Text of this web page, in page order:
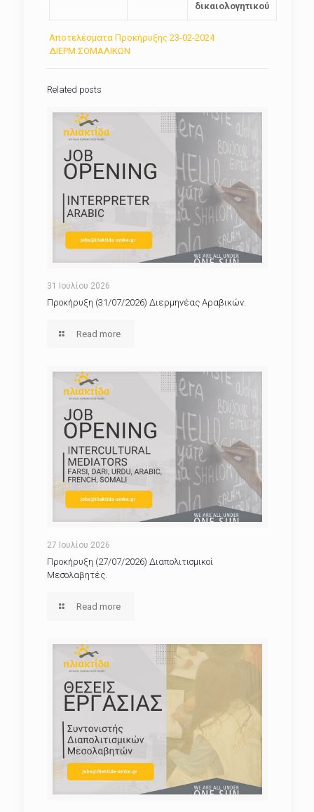
δικαιολογητικού
Αποτελέσματα Προκήρυξης 23-02-2024
ΔΙΕΡΜ.ΣΟΜΑΛΙΚΩΝ
Related posts
31 Ιουλίου 2026
Προκήρυξη (31/07/2026) Διερμηνέας Αραβικών.
Read more
27 Ιουλίου 2026
Προκήρυξη (27/07/2026) Διαπολιτισμικοί
Μεσολαβητές.
Read more